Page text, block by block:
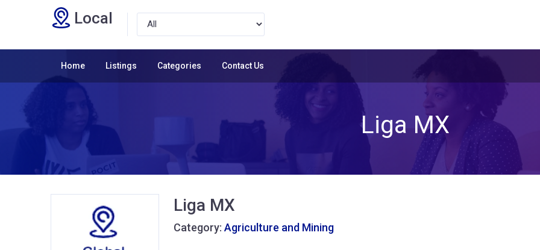
Local
Home Listings Categories Contact Us
Liga MX
Liga MX
Category: Agriculture and Mining